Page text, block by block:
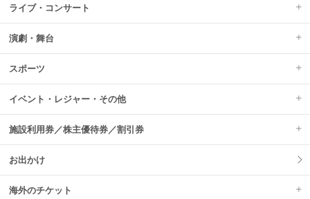
ライブ・コンサート
演劇・舞台
スポーツ
イベント・レジャー・その他
施設利用券／株主優待券／割引券
お出かけ
海外のチケット